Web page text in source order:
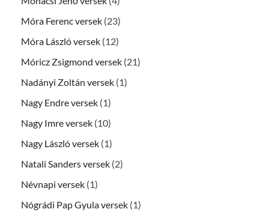
Móra Ferenc versek (23)
Móra László versek (12)
Móricz Zsigmond versek (21)
Nadányi Zoltán versek (1)
Nagy Endre versek (1)
Nagy Imre versek (10)
Nagy László versek (1)
Natali Sanders versek (2)
Névnapi versek (1)
Nógrádi Pap Gyula versek (1)